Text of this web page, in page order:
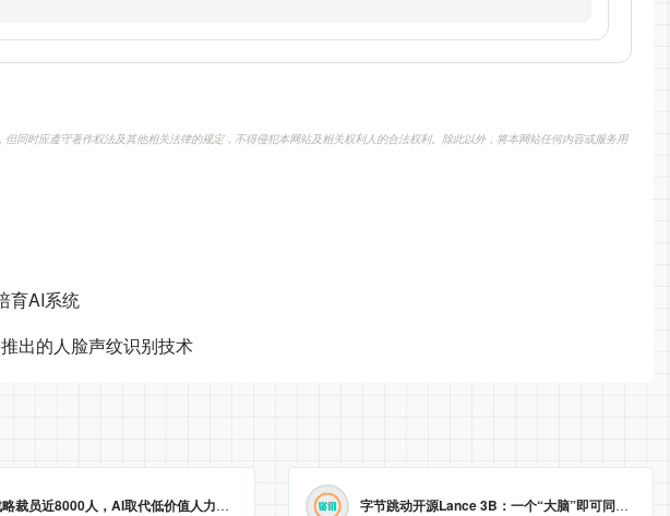
同时应遵守著作权法及其他相关法律的规定，不得侵犯本网站及相关权利人的合法权利。除此以外，将本网站任何内容或服务用
育AI系统
出的人脸声纹识别技术
05-23 09:29:25 渣打战略裁员近8000人，AI取代低价值人力，业绩新高难掩“冰冷”转型。 2026-05-23 09:22:14 字节跳动开源Lance 3B：一个“大脑”即可同时处理图像理解与生成